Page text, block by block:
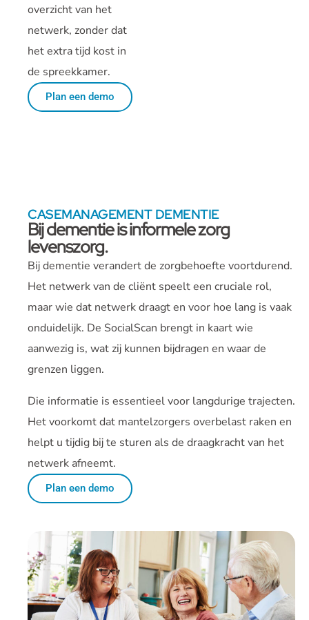
overzicht van het
netwerk, zonder dat
het extra tijd kost in
de spreekkamer.
Plan een demo
CASEMANAGEMENT DEMENTIE
Bij dementie is informele zorg
levenszorg.
Bij dementie verandert de zorgbehoefte voortdurend.
Het netwerk van de cliënt speelt een cruciale rol,
maar wie dat netwerk draagt en voor hoe lang is vaak
onduidelijk. De SocialScan brengt in kaart wie
aanwezig is, wat zij kunnen bijdragen en waar de
grenzen liggen.
Die informatie is essentieel voor langdurige trajecten.
Het voorkomt dat mantelzorgers overbelast raken en
helpt u tijdig bij te sturen als de draagkracht van het
netwerk afneemt.
Plan een demo